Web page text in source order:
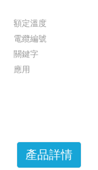
額定溫度
電纜編號
關鍵字
應用
產品詳情